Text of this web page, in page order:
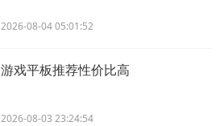
2026-08-04 05:01:52
游戏平板推荐性价比高
2026-08-03 23:24:54